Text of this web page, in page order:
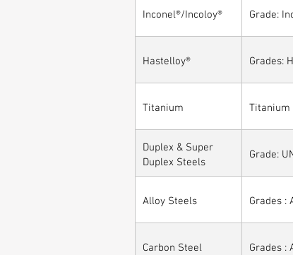
Inconel®/Incoloy® Grade:
Hastelloy® Grades:
Titanium Titanium
Duplex & Super
Duplex Steels
Grade:
Alloy Steels Grades :
Carbon Steel Grades :